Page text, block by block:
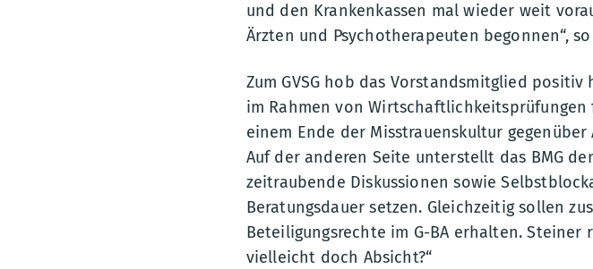
und den Krankenkassen mal wieder weit
Ärzten und Psychotherapeuten begonnen“,
Zum GVSG hob das Vorstandsmitglied
im Rahmen von
einem Ende der Misstrauenskultur
Auf der anderen Seite unterstellt das BMG
zeitraubende Diskussionen sowie
Beratungsdauer setzen. Gleichzeitig sollen
Beteiligungsrechte im G-BA erhalten.
vielleicht doch Absicht?“